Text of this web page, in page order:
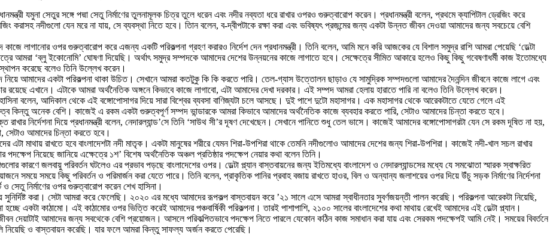
যমুনা সেতুর সঙ্গে পদ্মা সেতু নির্মাণের তুলনামূলক চিত্র তুলে ধরেন এবং নদীর নব্যতা ধরে রাখার ওপরও গুরুত্বারোপ করেন। প্রধানমন্ত্রী বলেন, প্রথমে ক্যাপিটাল ড্রেজিং করে
করাসহ নদীগুলো যেন মরে না যায়, সে ব্যবস্থা নিতে হবে। তিান বলেন, ব-দ্বীপটাকে রক্ষা করা এবং ভবিষ্যৎ প্রজন্মের জন্য একটা উন্নত জীবন দেওয়া আমাদের জন্য সবচেয়ে বেশি
লাগানোর ওপর গুরুত্বারোপ করে এজন্য একটি পরিকল্পনা গ্রহণ করারও নির্দেশ দেন প্রধানমন্ত্রী। তিনি বলেন, আমি মনে করি আজকের যে বিশাল সমুদ্র রাশি আমরা পেয়েছি ‘ডেল্টা
আমরা ‘ব্লু ইকোনোমি’ ঘোষণা দিয়েছি। অর্থাৎ সমুদ্র সম্পদকে আমাদের দেশের উন্নয়নের কাজে লাগাতে হবে। সেক্ষেত্রে সীমিত আকারে হলেও কিছু কিছু গবেষণাধর্মী কাজ ইতোমধ্যে
স্থাপন করেছে বলেও তিনি উল্লেখ করেন।
নিয়ে আমাদের একটা পরিকল্পনা থাকা উচিত। সেখানে আমরা কতটুকু কি কি করতে পারি। তেল-গ্যাস উত্তোলন ছাড়াও যে সামুদ্রিক সম্পদগুলো আমাদের দৈনন্দিন জীবনে কাজে লাগে এবং
রয়েছে এখানে। এটাকে আমরা অর্থনৈতিক অঙ্গনে কিভাবে কাজে লাগাবো, এটা আমাদের দেখা দরকার। এই সম্পদ আমরা হেলায় হারাতে পারি না বলেও তিনি উল্লেখ করেন।
বলেন, আদিকাল থেকে এই বঙ্গোপোসাগর দিয়ে সারা বিশ্বের ব্যবসা বাণিজ্যটা চলে আসছে। দুই পাশে দুটো মহাসাগর। এক মহাসাগর থেকে আরেকটাতে যেতে গেলে এই
কিন্তু অনেক বেশি। কাজেই এ রকম একটা গুরুত্বপূর্ণ সম্পদ ভান্ডারকে আমরা কিভাবে আমাদের অর্থনৈতিক কাজে ব্যবহার করতে পারি, সেটাও আমাদের চিন্তা করতে হবে।
নির্দেশনা দিয়ে প্রধানমন্ত্রী বলেন, নেদারল্যান্ড’সে তিনি ‘সাউথ সী’র দূষণ দেখেছেন। সেখানে পানিতে শুধু তেল ভাসে। কাজেই আমাদের বঙ্গোপোসাগরটা যেন সে রকম দূষিত না হয়,
সেটাও আমাদের চিন্তা করতে হবে।
এটা মাথায় রাখতে হবে বাংলাদেশটা নদী মাতৃক। একটা মানুষের শরীরে যেমন শিরা-উপশিরা থাকে তেমনি নদীগুলোও আমাদের দেশের জন্য শিরা-উপশিরা। কাজেই নদী-খাল সচল রাখার
নিয়েছে জানিয়ে এক্ষেত্রে ১শ’ বিশেষ অর্থনৈতিক অঞ্চল প্রতিষ্ঠার পদক্ষেপ নেয়ার কথা বলেন তিনি।
কারণে জলবায়ু পরিবর্তন ঘটলেও এর প্রভাব পড়ছে বাংলাদেশের ওপর। ডেল্টা প্ল্যান বাস্তবায়নের জন্য ইতিমধ্যে বাংলাদেশ ও নেদারল্যান্ডসের মধ্যে যে সমঝোতা স্মারক স্বাক্ষরিত
সময়ে সময়ে কিছু পরিবর্তন ও পরিমার্জন করা যেতে পারে। তিনি বলেন, প্রাকৃতিক পানির প্রবাহ বজায় রাখতে হাওর, বিল ও অন্যান্য জলাশয়ের ওপর দিয়ে উঁচু সড়ক নির্মাণের নির্দেশনা
সেতু নির্মাণের ওপর গুরুত্বারোপ করেন শেখ হাসিনা।
সুনির্দিষ্ট করা। সেটা আমরা করে ফেলেছি। ২০২০ এর মধ্যে আমাদের রূপকল্প বাস্তবায়ন করে ’২১ সালে এসে আমরা স্বাধীনতার সুবর্ণজয়ন্তী পালন করেছি। পরিকল্পনা আরেকটা নিয়েছি,
একটা কাঠামো। এই কাঠামোর ওপর ভিত্তি করেই আমাদের পঞ্চবার্ষিকী পরিকল্পনা। তারই পাশাপাশি, ২১০০ সালের বাংলাদেশের কথা মাথায় রেখেই আমাদের এই ডেল্টা প্ল্যান।
দেয়াটাই আমাদের জন্য সবথেকে বেশি প্রয়োজন। আসলে পরিকল্পিতভাবে পদক্ষেপ নিতে পারলে যেকোন কঠিন কাজ সমাধান করা যায় এবং সেরকম পদক্ষেপই আমি নেই। সময়ের বিবর্তনে
ও বাস্তবায়ন করেছি। যার ফলে আমরা কিন্তু সাফল্য অর্জন করতে পেরেছি।